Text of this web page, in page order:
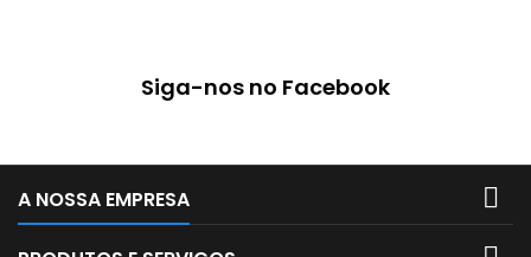
Siga-nos no Facebook
A NOSSA EMPRESA 